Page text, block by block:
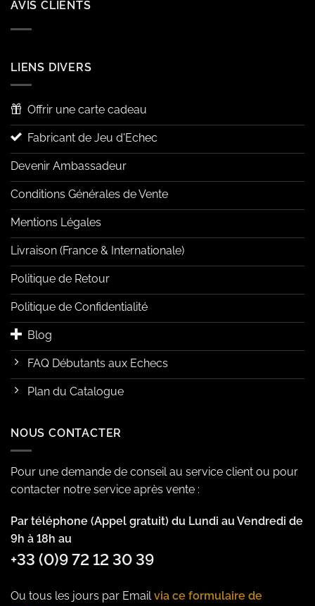
AVIS CLIENTS
LIENS DIVERS
Offrir une carte cadeau
Fabricant de Jeu d'Echec
Devenir Ambassadeur
Conditions Générales de Vente
Mentions Légales
Livraison (France & Internationale)
Politique de Retour
Politique de Confidentialité
Blog
FAQ Débutants aux Echecs
Plan du Catalogue
NOUS CONTACTER
Pour une demande de conseil au service client ou pour
contacter notre service après vente :
Par téléphone (Appel gratuit) du Lundi au Vendredi de
9h à 18h au
+33 (0)9 72 12 30 39
Ou tous les jours par Emailvia ce formulaire de